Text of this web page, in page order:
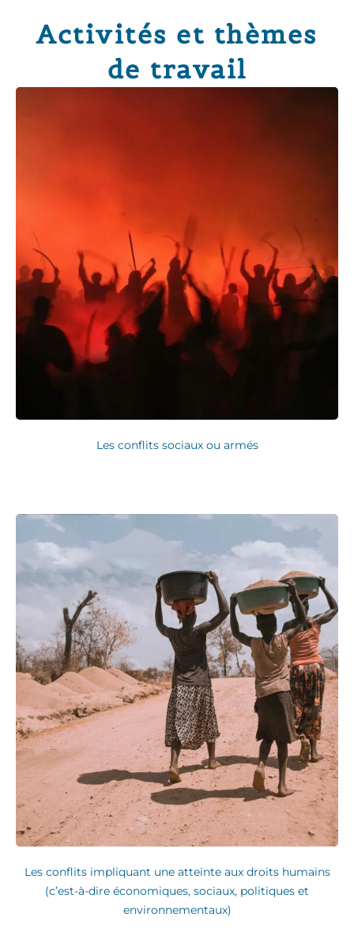
Activités et thèmes
de travail
Les conflits sociaux ou armés
Les conflits impliquant une atteinte aux droits humains
(c’est-à-dire économiques, sociaux, politiques et
environnementaux)